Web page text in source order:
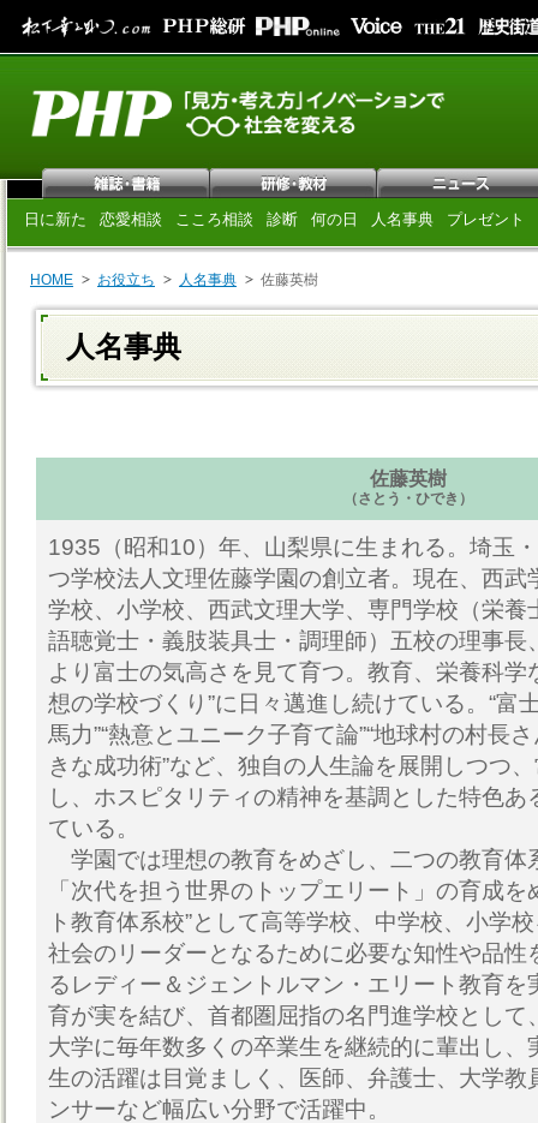
日に新た 恋愛相談 こころ相談 診断 何の日 人名事典 プレゼント
HOME お役立ち 人名事典 佐藤英樹
人名事典
佐藤英樹
（さとう・ひでき）
1935（昭和10）年、山梨県に生まれる。埼玉
つ学校法人文理佐藤学園の創立者。現在、西武
学校、小学校、西武文理大学、専門学校（栄養
語聴覚士・義肢装具士・調理師）五校の理事長
より富士の気高さを見て育つ。教育、栄養科学
想の学校づくり”に日々邁進し続けている。“富
馬力”“熱意とユニーク子育て論”“地球村の村長
きな成功術”など、独自の人生論を展開しつつ
し、ホスピタリティの精神を基調とした特色
ている。
学園では理想の教育をめざし、二つの教育体
「次代を担う世界のトップエリート」の育成を
ト教育体系校”として高等学校、中学校、小学
社会のリーダーとなるために必要な知性や品性
るレディー＆ジェントルマン・エリート教育を
育が実を結び、首都圏屈指の名門進学校として
大学に毎年数多くの卒業生を継続的に輩出し、
生の活躍は目覚ましく、医師、弁護士、大学教
ンサーなど幅広い分野で活躍中。